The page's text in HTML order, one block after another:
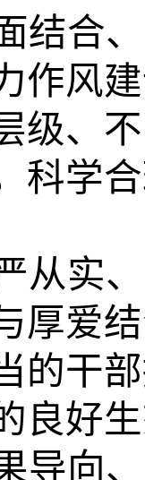
结合
作风
级、
科学
从实
厚爱
的干
良好
导向